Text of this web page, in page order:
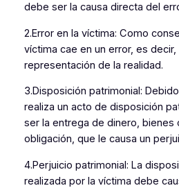
debe ser la causa directa del
2.Error en la víctima: Como
víctima cae en un error, es decir,
representación de la realidad.
3.Disposición patrimonial:
realiza un acto de disposición
ser la entrega de dinero, bienes
obligación, que le causa un
4.Perjuicio patrimonial: La
realizada por la víctima debe